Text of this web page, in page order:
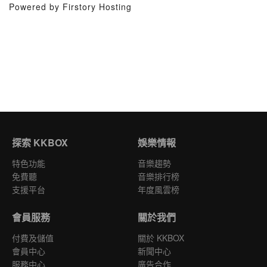
Powered by Firstory Hosting
探索 KKBOX
特色功能
免費聽
支援平台
娛樂情報
音樂趨勢
音樂排行榜
年度風雲榜
會員服務
付費及儲值
會員中心
服務中心
關於我們
關於 KKBOX
新聞中心
廣告合作